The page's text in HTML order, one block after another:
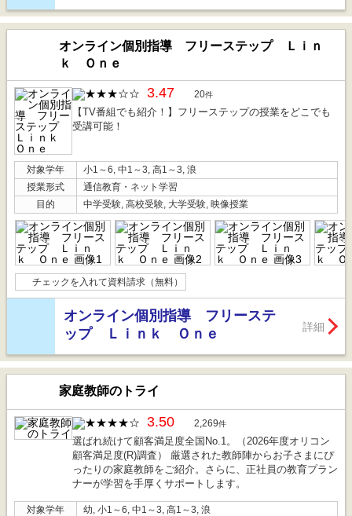
オンライン個別指導 フリーステップ Ｌｉｎ
ｋ Ｏｎｅ
3.47 20件
【TV番組でも紹介！】フリーステップの授業をどこでも
受講可能！
対象学年
小1～6, 中1～3, 高1～3, 浪
授業形式
通信教育・ネット学習
目的
中学受験, 高校受験, 大学受験, 映像授業
チェックを入れて資料請求（無料）
オンライン個別指導 フリーステ
ップ Ｌｉｎｋ Ｏｎｅ
詳細
家庭教師のトライ
3.50 2,269件
選ばれ続けて顧客満足度全国No.1。（2026年度オリコン
顧客満足度(R)調査） 厳選された教師陣からお子さまにぴ
ったりの家庭教師をご紹介。さらに、正社員の教育プラン
ナーが学習を手厚くサポートします。
対象学年
幼, 小1～6, 中1～3, 高1～3, 浪